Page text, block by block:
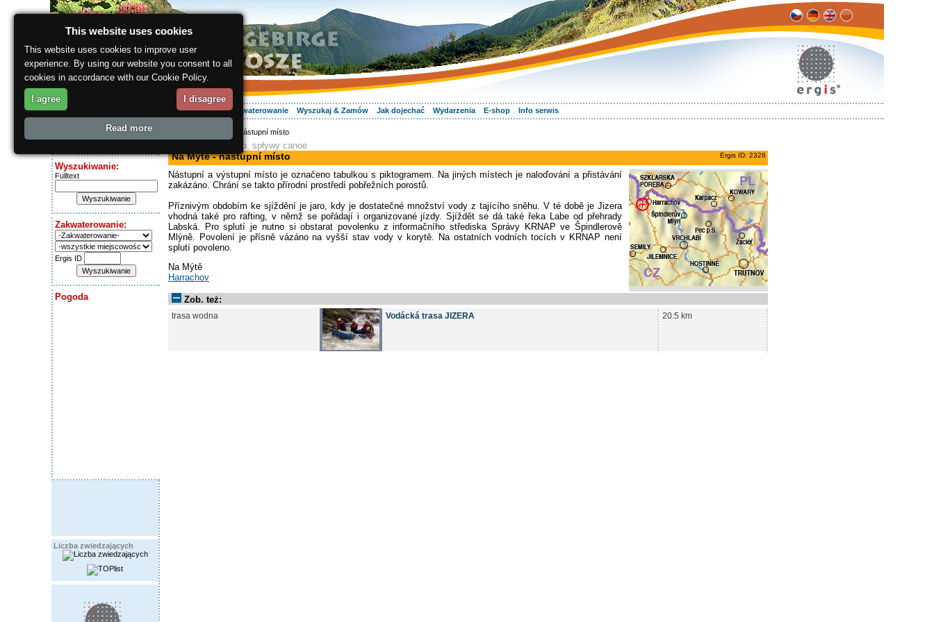
O regionie Wasz urlop Zakwaterowanie Wyszukaj & Zamów Jak dojechać Wydarzenia E-shop Info serwis
Dziś jest:
Wyszukiwanie:
Fulltext
Zakwaterowanie:
Ergis ID
Pogoda
Liczba zwiedzających
> Na Mýtě - nástupní místo
rafting, kajakarstwo, spływy canoe
Ergis ID: 2328
Na Mýtě - nástupní místo
Nástupní a výstupní místo je označeno tabulkou s piktogramem. Na jiných místech je naloďování a přistávání
zakázáno. Chrání se takto přírodní prostředí pobřežních porostů.
Příznivým obdobím ke sjíždění je jaro, kdy je dostatečné množství vody z tajícího sněhu. V té době je Jizera
vhodná také pro rafting, v němž se pořádají i organizované jízdy. Sjíždět se dá také řeka Labe od přehrady
Labská. Pro splutí je nutno si obstarat povolenku z informačního střediska Správy KRNAP ve Špindlerově
Mlýně. Povolení je přísně vázáno na vyšší stav vody v korytě. Na ostatních vodních tocích v KRNAP není
splutí povoleno.
Na Mýtě
Harrachov
Zob. też:
trasa wodna Vodácká trasa JIZERA 20.5 km
This website uses cookies
This website uses cookies to improve user
experience. By using our website you consent to all
cookies in accordance with our Cookie Policy.
I agree I disagree
Read more